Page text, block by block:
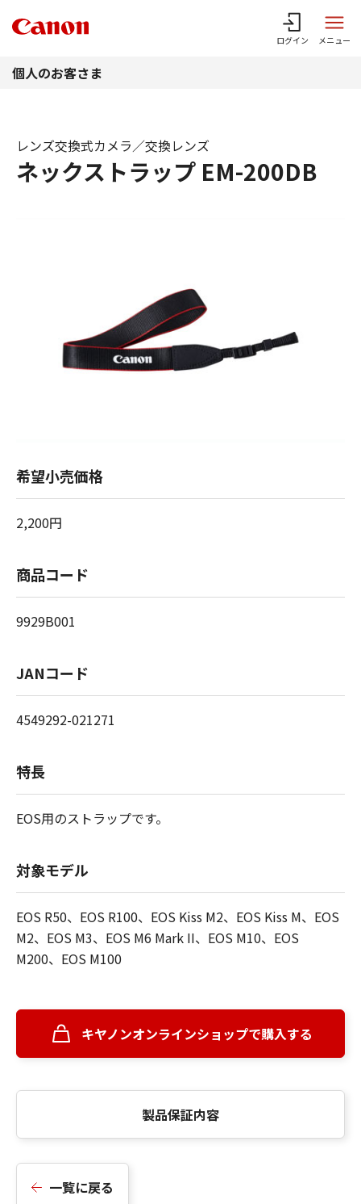
ログイン メニュー
個人のお客さま
ネックストラップ EM-200DB
レンズ交換式カメラ／交換レンズ
希望小売価格
2,200円
商品コード
9929B001
JANコード
4549292-021271
特長
EOS用のストラップです。
対象モデル
EOS R50、EOS R100、EOS Kiss M2、EOS Kiss M、EOS
M2、EOS M3、EOS M6 Mark II、EOS M10、EOS
M200、EOS M100
キヤノンオンラインショップで購入する
製品保証内容
一覧に戻る